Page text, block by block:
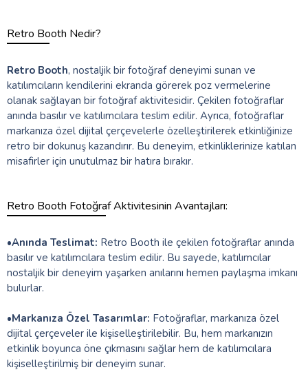
Retro Booth Nedir?
Retro Booth, nostaljik bir fotoğraf deneyimi sunan ve
katılımcıların kendilerini ekranda görerek poz vermelerine
olanak sağlayan bir fotoğraf aktivitesidir. Çekilen fotoğraflar
anında basılır ve katılımcılara teslim edilir. Ayrıca, fotoğraflar
markanıza özel dijital çerçevelerle özelleştirilerek etkinliğinize
retro bir dokunuş kazandırır. Bu deneyim, etkinliklerinize katılan
misafirler için unutulmaz bir hatıra bırakır.
Retro Booth Fotoğraf Aktivitesinin Avantajları:
•Anında Teslimat: Retro Booth ile çekilen fotoğraflar anında
basılır ve katılımcılara teslim edilir. Bu sayede, katılımcılar
nostaljik bir deneyim yaşarken anılarını hemen paylaşma imkanı
bulurlar.
•Markanıza Özel Tasarımlar: Fotoğraflar, markanıza özel
dijital çerçeveler ile kişiselleştirilebilir. Bu, hem markanızın
etkinlik boyunca öne çıkmasını sağlar hem de katılımcılara
kişiselleştirilmiş bir deneyim sunar.